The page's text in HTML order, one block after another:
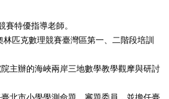
賽特優指導老師。
匹克數理競賽臺灣區第一、二階段培訓
主辦的海峽兩岸三地數學教學觀摩與研討
北市小學學測命題、審題委員，並擔任臺